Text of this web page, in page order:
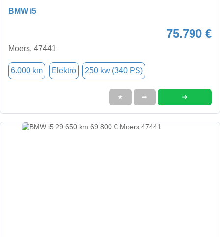
BMW i5
75.790 €
Moers, 47441
6.000 km Elektro 250 kw (340 PS)
★ ➦ ➜